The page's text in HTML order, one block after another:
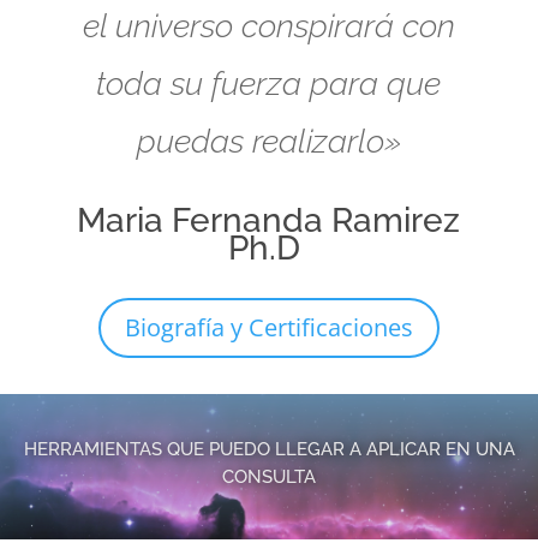
el universo conspirará con
toda su fuerza para que
puedas realizarlo»
Maria Fernanda Ramirez
Ph.D
Biografía y Certificaciones
HERRAMIENTAS QUE PUEDO LLEGAR A APLICAR EN UNA
CONSULTA